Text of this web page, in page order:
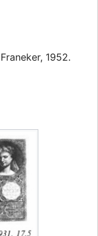
Franeker, 1952.